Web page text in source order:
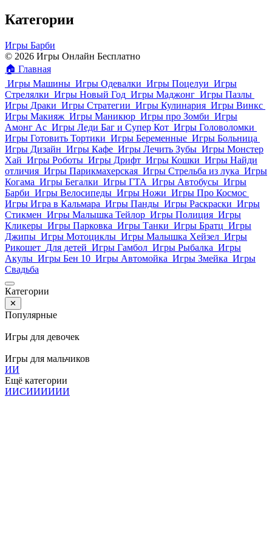
Категории
Игры Барби
© 2026 Игры Онлайн Бесплатно
🏠 Главная
Игры Машины Игры Одевалки Игры Поцелуи Игры
Стрелялки Игры Новый Год Игры Маджонг Игры Пазлы
Игры Драки Игры Стратегии Игры Кулинария Игры Винкс
Игры Макияж Игры Маникюр Игры про Зомби Игры
Амонг Ас Игры Леди Баг и Супер Кот Игры Головоломки
Игры Готовить Тортики Игры Беременные Игры Больница
Игры Дизайн Игры Кафе Игры Лечить Зубы Игры Монстер
Хай Игры Роботы Игры Дрифт Игры Кошки Игры Найди
отличия Игры Парикмахерская Игры Стрельба из лука Игры
Когама Игры Бегалки Игры ГТА Игры Автобусы Игры
Барби Игры Велосипеды Игры Ножи Игры Про Космос
Игры Игра в Кальмара Игры Панды Игры Раскраски Игры
Стикмен Игры Малышка Тейлор Игры Полиция Игры
Кликеры Игры Парковка Игры Танки Игры Братц Игры
Джипы Игры Мотоциклы Игры Малышка Хейзел Игры
Рикошет Для детей Игры Гамбол Игры Рыбалка Игры
Акулы Игры Бен 10 Игры Автомойка Игры Змейка Игры
Свадьба
Категории
✕
Популярные
Игры для девочек
Игры для мальчиков
ИИ
Ещё категории
ИИСИИИИИИ